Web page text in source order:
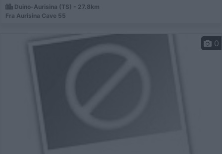
Duino-Aurisina (TS) - 27.8km
Fra Aurisina Cave 55
0